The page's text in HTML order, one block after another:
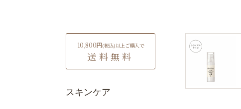
10,800円(税込)以上ご購入で
送料無料
スキンケア